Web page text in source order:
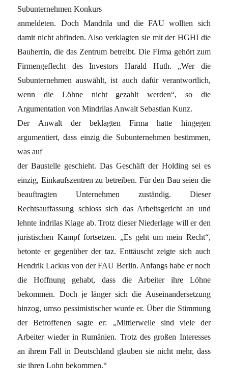
Subunternehmen Konkurs
anmeldeten. Doch Mandrila und die FAU wollten sich
damit nicht abfinden. Also verklagten sie mit der HGHI die
Bauherrin, die das Zentrum betreibt. Die Firma gehört zum
Firmengeflecht des Investors Harald Huth. „Wer die
Subunternehmen auswählt, ist auch dafür verantwortlich,
wenn die Löhne nicht gezahlt werden“, so die
Argumentation von Mindrilas Anwalt Sebastian Kunz.
Der Anwalt der beklagten Firma hatte hingegen
argumentiert, dass einzig die Subunternehmen bestimmen,
was auf
der Baustelle geschieht. Das Geschäft der Holding sei es
einzig, Einkaufszentren zu betreiben. Für den Bau seien die
beauftragten Unternehmen zuständig. Dieser
Rechtsauffassung schloss sich das Arbeitsgericht an und
lehnte indrilas Klage ab. Trotz dieser Niederlage will er den
juristischen Kampf fortsetzen. „Es geht um mein Recht“,
betonte er gegenüber der taz. Enttäuscht zeigte sich auch
Hendrik Lackus von der FAU Berlin. Anfangs habe er noch
die Hoffnung gehabt, dass die Arbeiter ihre Löhne
bekommen. Doch je länger sich die Auseinandersetzung
hinzog, umso pessimistischer wurde er. Über die Stimmung
der Betroffenen sagte er: „Mittlerweile sind viele der
Arbeiter wieder in Rumänien. Trotz des großen Interesses
an ihrem Fall in Deutschland glauben sie nicht mehr, dass
sie ihren Lohn bekommen.“